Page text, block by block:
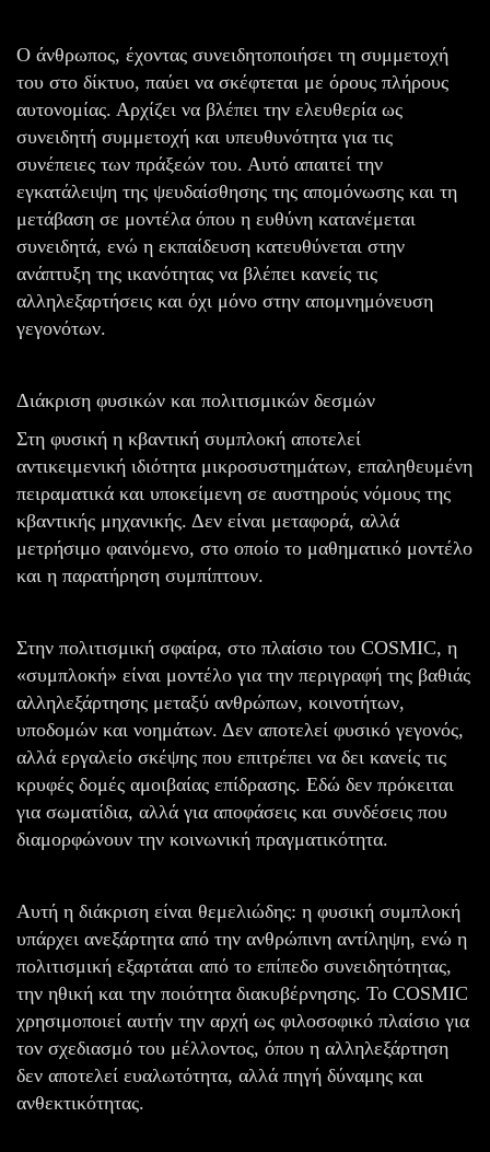
Ο άνθρωπος, έχοντας συνειδητοποιήσει τη συμμετοχή
του στο δίκτυο, παύει να σκέφτεται με όρους πλήρους
αυτονομίας. Αρχίζει να βλέπει την ελευθερία ως
συνειδητή συμμετοχή και υπευθυνότητα για τις
συνέπειες των πράξεών του. Αυτό απαιτεί την
εγκατάλειψη της ψευδαίσθησης της απομόνωσης και τη
μετάβαση σε μοντέλα όπου η ευθύνη κατανέμεται
συνειδητά, ενώ η εκπαίδευση κατευθύνεται στην
ανάπτυξη της ικανότητας να βλέπει κανείς τις
αλληλεξαρτήσεις και όχι μόνο στην απομνημόνευση
γεγονότων.
Διάκριση φυσικών και πολιτισμικών δεσμών
Στη φυσική η κβαντική συμπλοκή αποτελεί
αντικειμενική ιδιότητα μικροσυστημάτων, επαληθευμένη
πειραματικά και υποκείμενη σε αυστηρούς νόμους της
κβαντικής μηχανικής. Δεν είναι μεταφορά, αλλά
μετρήσιμο φαινόμενο, στο οποίο το μαθηματικό μοντέλο
και η παρατήρηση συμπίπτουν.
Στην πολιτισμική σφαίρα, στο πλαίσιο του COSMIC, η
«συμπλοκή» είναι μοντέλο για την περιγραφή της βαθιάς
αλληλεξάρτησης μεταξύ ανθρώπων, κοινοτήτων,
υποδομών και νοημάτων. Δεν αποτελεί φυσικό γεγονός,
αλλά εργαλείο σκέψης που επιτρέπει να δει κανείς τις
κρυφές δομές αμοιβαίας επίδρασης. Εδώ δεν πρόκειται
για σωματίδια, αλλά για αποφάσεις και συνδέσεις που
διαμορφώνουν την κοινωνική πραγματικότητα.
Αυτή η διάκριση είναι θεμελιώδης: η φυσική συμπλοκή
υπάρχει ανεξάρτητα από την ανθρώπινη αντίληψη, ενώ η
πολιτισμική εξαρτάται από το επίπεδο συνειδητότητας,
την ηθική και την ποιότητα διακυβέρνησης. Το COSMIC
χρησιμοποιεί αυτήν την αρχή ως φιλοσοφικό πλαίσιο για
τον σχεδιασμό του μέλλοντος, όπου η αλληλεξάρτηση
δεν αποτελεί ευαλωτότητα, αλλά πηγή δύναμης και
ανθεκτικότητας.